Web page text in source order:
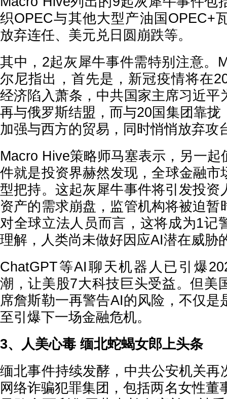
织OPEC与其他大型产油国OPEC+
放弃连任、美元兑日圆崩跌等。
其中，2起灰犀牛事件需特别注意。
尔尼指出，首先是，新冠疫情将在
经济陷入萧条，中共国家主席习近平
再与俄罗斯结盟，而与20国集团靠拢
加强与西方的贸易，同时悄悄放弃攻
Macro Hive策略师马塞表示，另一起
件就是投资界赫然发现，全球金融市
型把持。这起灰犀牛事件将引发投资
资产的需求崩盘，监管机构将被迫暂
对全球立法人员而言，这将成为1记
理解，人类尚未做好因应AI潜在威胁
ChatGPT等AI聊天机器人已引爆
潮，让美股7大科技巨头受益。但美
席詹斯勒一再警告AI的风险，不仅是
至引爆下一场金融危机。
3、人美心毒 缅北蛇蝎女郎上头条
缅北事件持续发酵，中共公安机关再
网络诈骗犯罪集团，包括两名女性董